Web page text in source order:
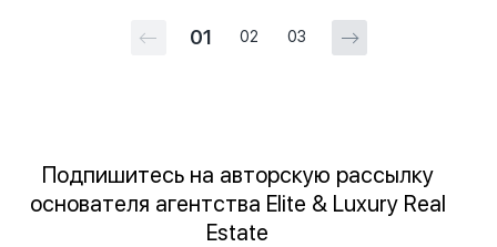
01 02 03
Подпишитесь на авторскую рассылку
основателя агентства Elite & Luxury Real
Estate